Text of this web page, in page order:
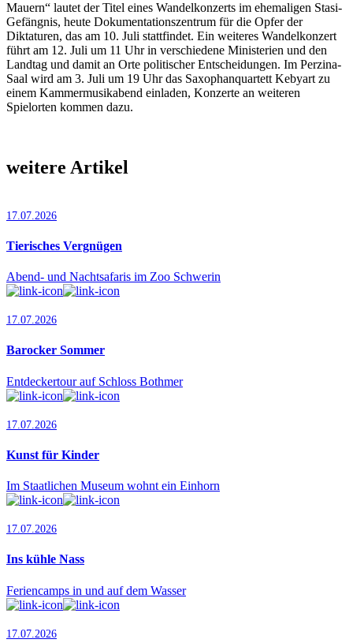
Mauern“ lautet der Titel eines Wandelkonzerts im ehemaligen Stasi-
Gefängnis, heute Dokumentationszentrum für die Opfer der
Diktaturen, das am 10. Juli stattfindet. Ein weiteres Wandelkonzert
führt am 12. Juli um 11 Uhr in verschiedene Ministerien und den
Landtag und damit an Orte politischer Entscheidungen. Im Perzina-
Saal wird am 3. Juli um 19 Uhr das Saxophanquartett Kebyart zu
einem Kammermusikabend einladen, Konzerte an weiteren
Spielorten kommen dazu.
weitere Artikel
17.07.2026
Tierisches Vergnügen
Abend- und Nachtsafaris im Zoo Schwerin
17.07.2026
Barocker Sommer
Entdeckertour auf Schloss Bothmer
17.07.2026
Kunst für Kinder
Im Staatlichen Museum wohnt ein Einhorn
17.07.2026
Ins kühle Nass
Feriencamps in und auf dem Wasser
17.07.2026